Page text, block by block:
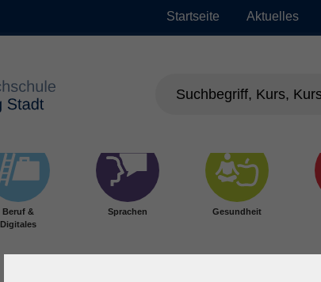
Startseite Aktuelles
Beruf &
Digitales
Sprachen Gesundheit